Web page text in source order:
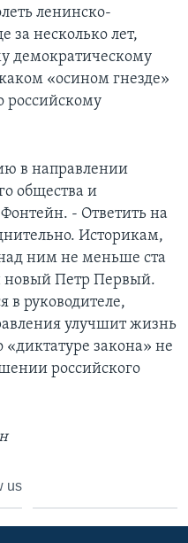
ленинско-
за несколько лет,
демократическому
«осином гнезде»
российскому
в направлении
общества и
- Ответить на
Историкам,
ним не меньше ста
новый Петр Первый.
в руководителе,
улучшит жизнь
закона» не
российского
us